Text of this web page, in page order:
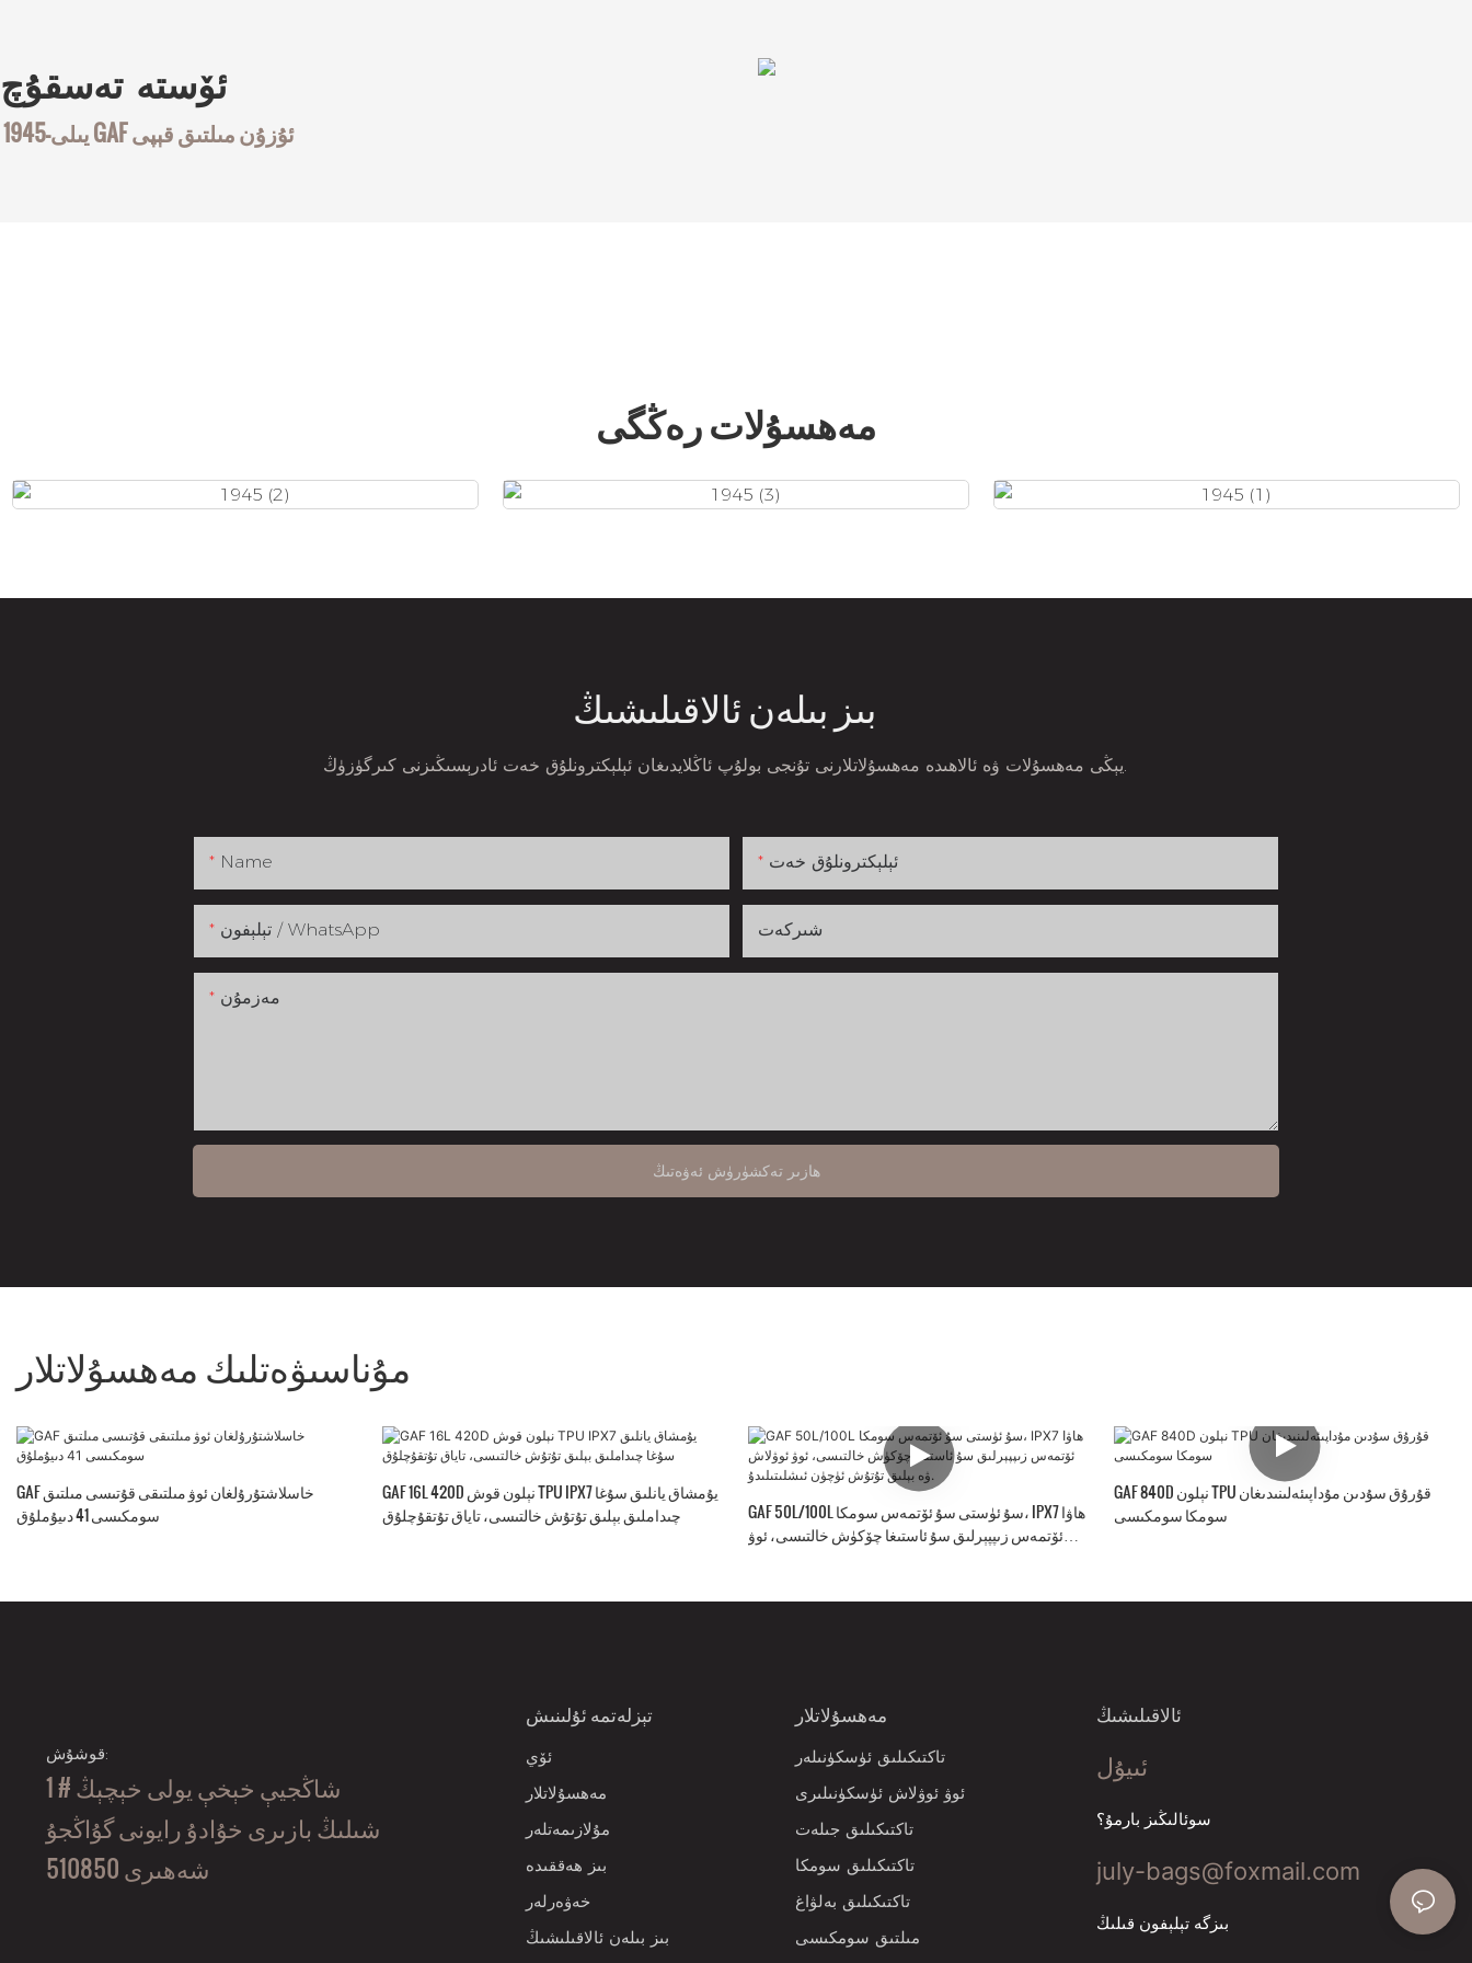
ئۆستە تەسقۇچ
1945-يىلى GAF ئۇزۇن مىلتىق قېپى
مەھسۇلات رەڭگى
بىز بىلەن ئالاقىلىشىڭ
يېڭى مەھسۇلات ۋە ئالاھىدە مەھسۇلاتلارنى تۇنجى بولۇپ ئاڭلايدىغان ئېلېكترونلۇق خەت ئادرېسىڭىزنى كىرگۈزۈڭ.
Name ئېلېكترونلۇق خەت
تېلېفون / WhatsApp شىركەت
مەزمۇن
ھازىر تەكشۈرۈش ئەۋەتىڭ
مۇناسىۋەتلىك مەھسۇلاتلار
GAF خاسلاشتۇرۇلغان ئوۋ مىلتىقى قۇتىسى مىلتىق
سومكىسى 41 دىيۇملۇق
GAF 16L 420D نېلون قوش TPU IPX7 يۇمشاق يانلىق سۇغا
چىداملىق بېلىق تۇتۇش خالتىسى، تاياق تۇتقۇچلۇق
GAF 50L/100L سۇ ئۈستى سۇ ئۆتمەس سومكا، IPX7 ھاۋا
ئۆتمەس زىپپېرلىق سۇ ئاستىغا چۆكۈش خالتىسى، ئوۋ
GAF 840D نېلون TPU قۇرۇق سۇدىن مۇداپىئەلىنىدىغان
سومكا سومكىسى
قوشۇش:
1 # شاڭجيې خېخې يولى خېچېڭ
شىلىڭ بازىرى خۇادۇ رايونى گۇاڭجۇ
شەھىرى 510850
تېزلەتمە ئۇلىنىش
ئۆي
مەھسۇلاتلار
مۇلازىمەتلەر
بىز ھەققىدە
خەۋەرلەر
بىز بىلەن ئالاقىلىشىڭ
مەھسۇلاتلار
تاكتىكىلىق ئۈسكۈنىلەر
ئوۋ ئوۋلاش ئۈسكۈنىلىرى
تاكتىكىلىق جىلەت
تاكتىكىلىق سومكا
تاكتىكىلىق بەلۋاغ
مىلتىق سومكىسى
ئالاقىلىشىڭ
ئىيۇل
سوئالىڭىز بارمۇ؟
july-bags@foxmail.com
بىزگە تېلېفون قىلىڭ